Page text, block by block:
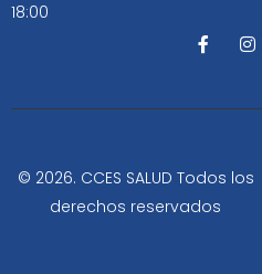
18:00
F
a
b
-
I
n
a
m
© 2026. CCES SALUD Todos los
derechos reservados